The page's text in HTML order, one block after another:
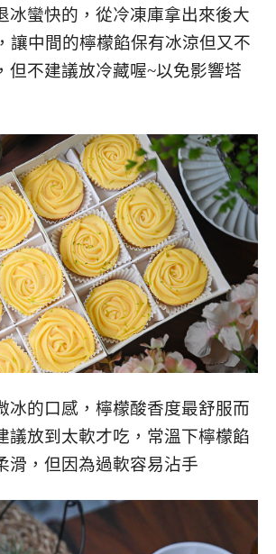
冰蠻快的，從冷凍庫拿出來後大
讓中間的檸檬餡保有冰涼但又不
但不建議放冷藏喔~以免影響塔
冰的口感，檸檬酸香度最舒服而
議放到太軟才吃，常溫下檸檬餡
滑，但因為過軟容易沾手